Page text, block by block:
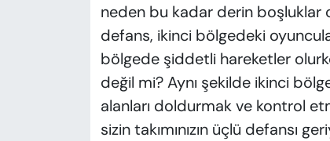
neden bu kadar derin boşluklar
defans, ikinci bölgedeki
bölgede şiddetli hareketler
değil mi? Aynı şekilde ikinci
alanları doldurmak ve kontrol
sizin takımınızın üçlü defansı